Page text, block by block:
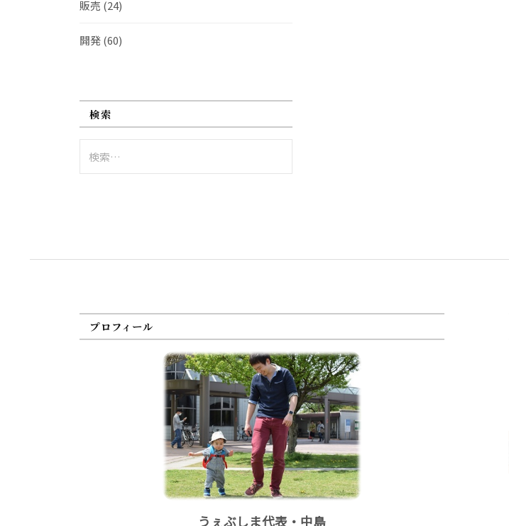
販売 (24)
開発(60)
検索
索:
プロフィール
うぇぶしま代表・中島